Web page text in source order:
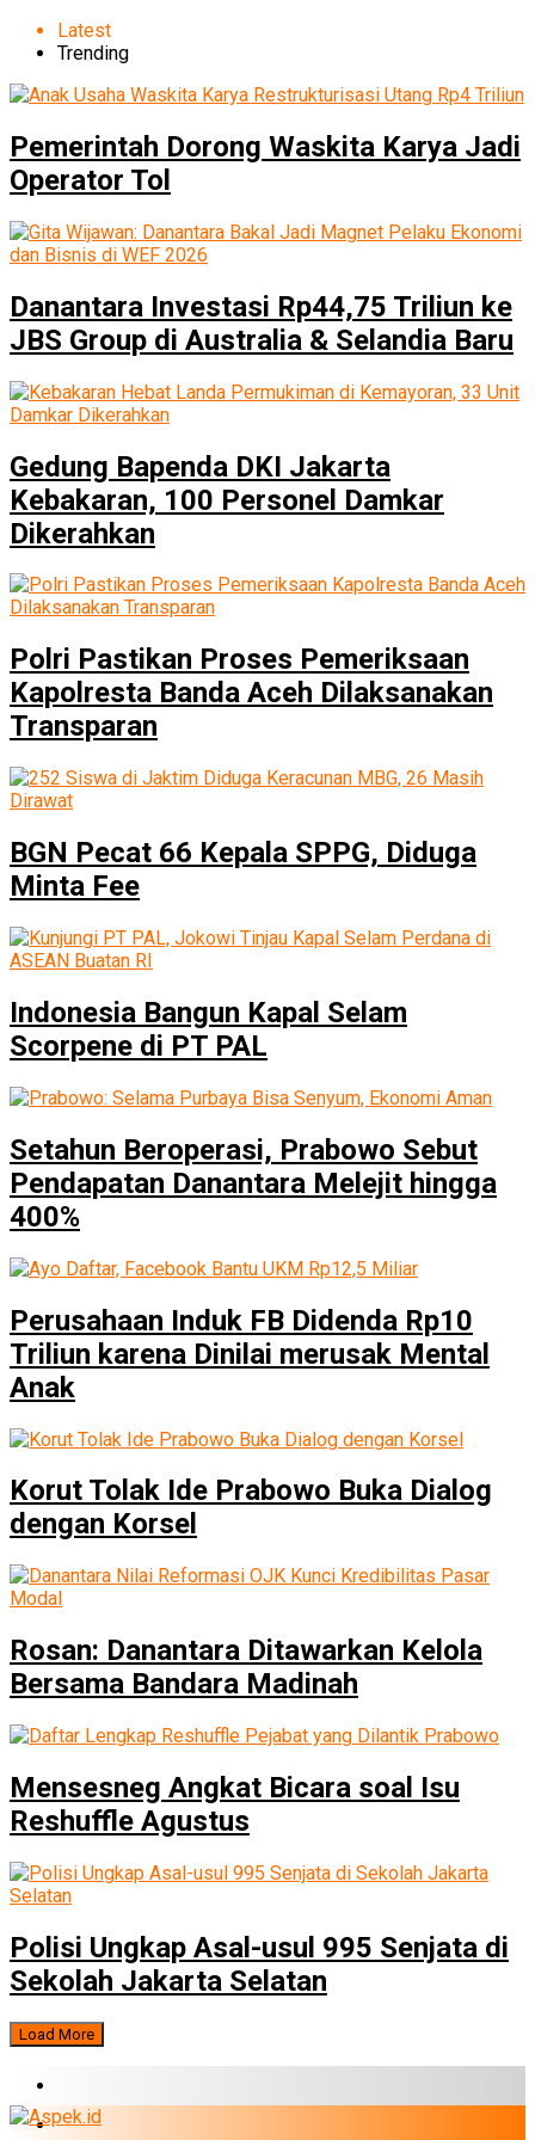
Latest
Trending
Pemerintah Dorong Waskita Karya Jadi
Operator Tol
Danantara Investasi Rp44,75 Triliun ke
JBS Group di Australia & Selandia Baru
Gedung Bapenda DKI Jakarta
Kebakaran, 100 Personel Damkar
Dikerahkan
Polri Pastikan Proses Pemeriksaan
Kapolresta Banda Aceh Dilaksanakan
Transparan
BGN Pecat 66 Kepala SPPG, Diduga
Minta Fee
Indonesia Bangun Kapal Selam
Scorpene di PT PAL
Setahun Beroperasi, Prabowo Sebut
Pendapatan Danantara Melejit hingga
400%
Perusahaan Induk FB Didenda Rp10
Triliun karena Dinilai merusak Mental
Anak
Korut Tolak Ide Prabowo Buka Dialog
dengan Korsel
Rosan: Danantara Ditawarkan Kelola
Bersama Bandara Madinah
Mensesneg Angkat Bicara soal Isu
Reshuffle Agustus
Polisi Ungkap Asal-usul 995 Senjata di
Sekolah Jakarta Selatan
Load More
BUMN